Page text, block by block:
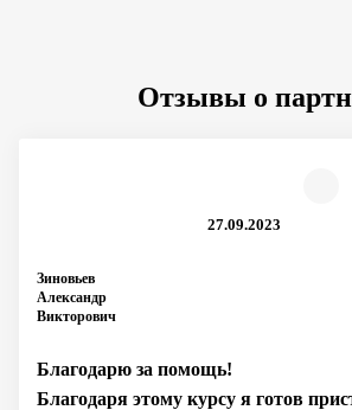
Отзывы о
Зиновьев
Александр
Викторович
27.09.2023
Благодарю за помощь!
Благодаря этому курсу я готов